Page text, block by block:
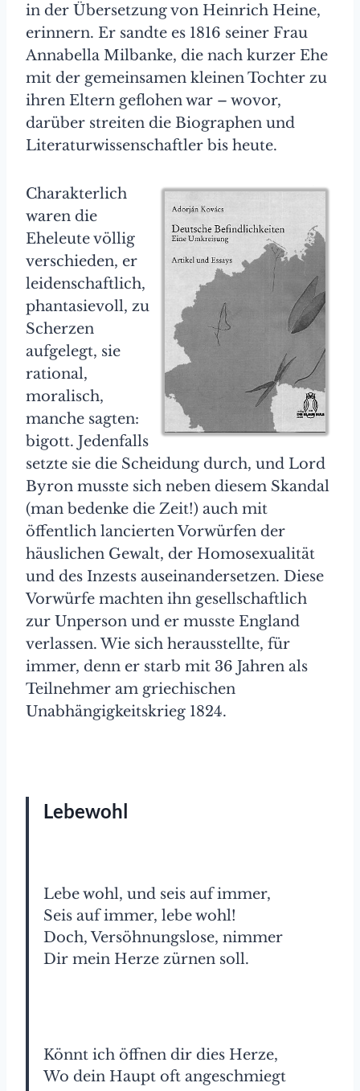
in der Übersetzung von Heinrich Heine,
erinnern. Er sandte es 1816 seiner Frau
Annabella Milbanke, die nach kurzer Ehe
mit der gemeinsamen kleinen Tochter zu
ihren Eltern geflohen war – wovor,
darüber streiten die Biographen und
Literaturwissenschaftler bis heute.
Charakterlich
waren die
Eheleute völlig
verschieden, er
leidenschaftlich,
phantasievoll, zu
Scherzen
aufgelegt, sie
rational,
moralisch,
manche sagten:
bigott. Jedenfalls
setzte sie die Scheidung durch, und Lord
Byron musste sich neben diesem Skandal
(man bedenke die Zeit!) auch mit
öffentlich lancierten Vorwürfen der
häuslichen Gewalt, der Homosexualität
und des Inzests auseinandersetzen. Diese
Vorwürfe machten ihn gesellschaftlich
zur Unperson und er musste England
verlassen. Wie sich herausstellte, für
immer, denn er starb mit 36 Jahren als
Teilnehmer am griechischen
Unabhängigkeitskrieg 1824.
Lebewohl
Lebe wohl, und seis auf immer,
Seis auf immer, lebe wohl!
Doch, Versöhnungslose, nimmer
Dir mein Herze zürnen soll.
Könnt ich öffnen dir dies Herze,
Wo dein Haupt oft angeschmiegt